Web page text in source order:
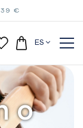
39 €
ES
o